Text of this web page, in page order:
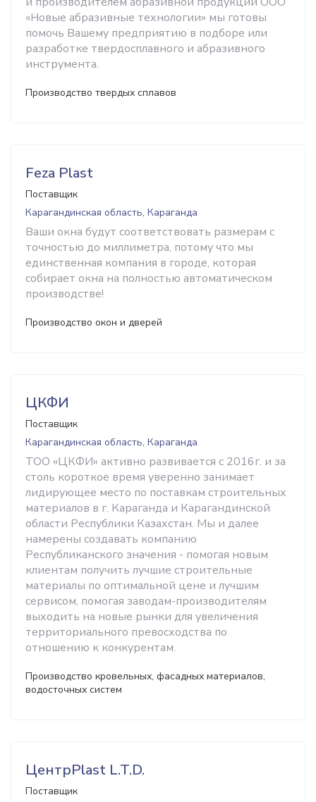
«Новые абразивные технологии» мы готовы
помочь Вашему предприятию в подборе или
разработке твердосплавного и абразивного
инструмента.
Производство твердых сплавов
Feza Plast
Поставщик
Карагандинская область, Караганда
Ваши окна будут соответствовать размерам с
точностью до миллиметра, потому что мы
единственная компания в городе, которая
собирает окна на полностью автоматическом
производстве!
Производство окон и дверей
ЦКФИ
Поставщик
Карагандинская область, Караганда
ТОО «ЦКФИ» активно развивается с 2016г. и за
столь короткое время уверенно занимает
лидирующее место по поставкам строительных
материалов в г. Караганда и Карагандинской
области Республики Казахстан. Мы и далее
намерены создавать компанию
Республиканского значения - помогая новым
клиентам получить лучшие строительные
материалы по оптимальной цене и лучшим
сервисом, помогая заводам-производителям
выходить на новые рынки для увеличения
территориального превосходства по
отношению к конкурентам.
Производство кровельных, фасадных материалов,
водосточных систем
ЦентрPlast L.T.D.
Поставщик